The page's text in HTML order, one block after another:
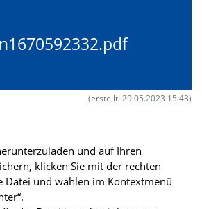
(erstellt: 29.05.2023 15:43)
und auf Ihren
klicken Sie mit der rechten
Datei und wählen im Kontextmenü